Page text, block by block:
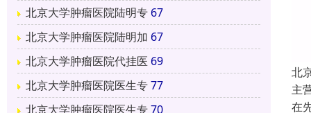
北京大学肿瘤医院陆明专 67
北京大学肿瘤医院陆明加 67
北京大学肿瘤医院代挂医 69
北京大学肿瘤医院医生专77
北京大学肿瘤医院医生专70
北
主
在